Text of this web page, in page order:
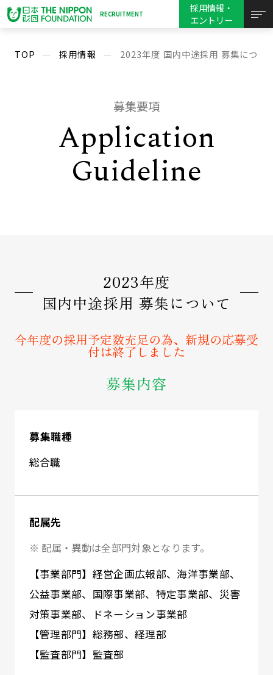
RECRUITMENT
採用情報・
エントリー
TOP 採用情報 2023年度 国内中途採用 募集につい
募集要項
Application
Guideline
2023年度
国内中途採用 募集について
今年度の採用予定数充足の為、新規の応募受
付は終了しました
募集内容
募集職種
総合職
配属先
※ 配属・異動は全部門対象となります。
【事業部門】経営企画広報部、海洋事業部、
公益事業部、国際事業部、特定事業部、災害
対策事業部、ドネーション事業部
【管理部門】総務部、経理部
【監査部門】監査部